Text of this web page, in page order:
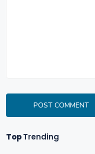
POST COMMENT
TopTrending